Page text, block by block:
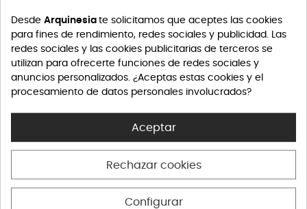
Desde Arquinesia te solicitamos que aceptes las cookies
para fines de rendimiento, redes sociales y publicidad. Las
redes sociales y las cookies publicitarias de terceros se
utilizan para ofrecerte funciones de redes sociales y
anuncios personalizados. ¿Aceptas estas cookies y el
procesamiento de datos personales involucrados?
Aceptar
Rechazar cookies
Configurar